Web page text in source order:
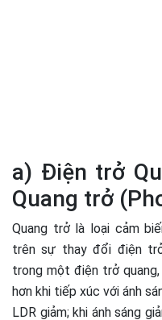
a) Điện trở
Quang trở
Quang trở là loại cảm
trên sự thay đổi điện
trong một điện trở
hơn khi tiếp xúc với ánh
LDR giảm; khi ánh sáng